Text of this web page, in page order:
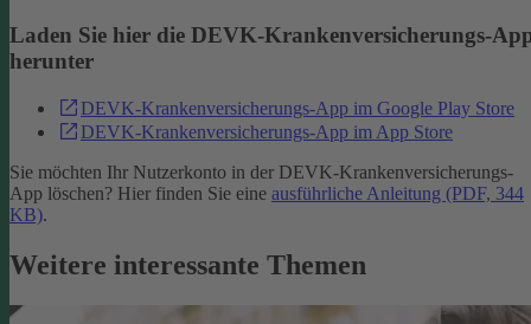
Laden Sie hier die DEVK-Krankenversicherungs-
herunter
DEVK-Krankenversicherungs-App im Google Play Store
DEVK-Krankenversicherungs-App im App Store
Sie möchten Ihr Nutzerkonto in der DEVK-Krankenversicherungs-
App löschen? Hier finden Sie eine ausführliche Anleitung (PDF, 344
KB).
Weitere interessante Themen